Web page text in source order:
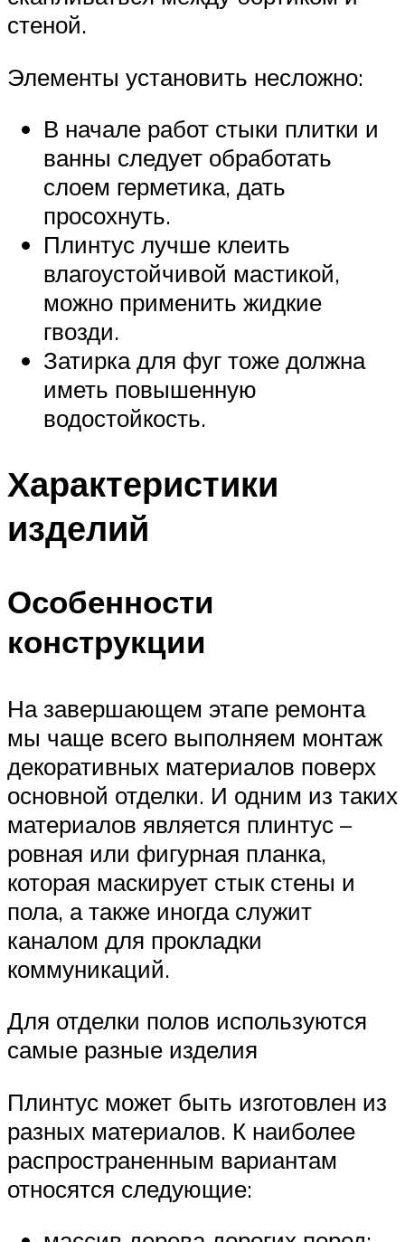
стеной.
Элементы установить несложно:
В начале работ стыки плитки и
ванны следует обработать
слоем герметика, дать
просохнуть.
Плинтус лучше клеить
влагоустойчивой мастикой,
можно применить жидкие
гвозди.
Затирка для фуг тоже должна
иметь повышенную
водостойкость.
Характеристики
изделий
Особенности
конструкции
На завершающем этапе ремонта
мы чаще всего выполняем монтаж
декоративных материалов поверх
основной отделки. И одним из таких
материалов является плинтус –
ровная или фигурная планка,
которая маскирует стык стены и
пола, а также иногда служит
каналом для прокладки
коммуникаций.
Для отделки полов используются
самые разные изделия
Плинтус может быть изготовлен из
разных материалов. К наиболее
распространенным вариантам
относятся следующие: